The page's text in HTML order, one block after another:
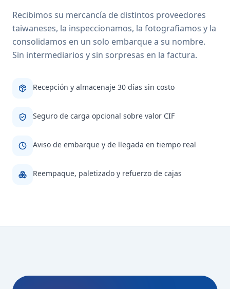
Recibimos su mercancía de distintos proveedores
taiwaneses, la inspeccionamos, la fotografiamos y la
consolidamos en un solo embarque a su nombre.
Sin intermediarios y sin sorpresas en la factura.
Recepción y almacenaje 30 días sin costo
Seguro de carga opcional sobre valor CIF
Aviso de embarque y de llegada en tiempo real
Reempaque, paletizado y refuerzo de cajas